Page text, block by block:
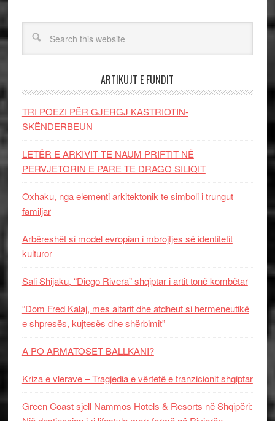
ARTIKUJT E FUNDIT
TRI POEZI PËR GJERGJ KASTRIOTIN-
SKËNDERBEUN
LETËR E ARKIVIT TE NAUM PRIFTIT NË
PERVJETORIN E PARE TE DRAGO SILIQIT
Oxhaku, nga elementi arkitektonik te simboli i trungut
familjar
Arbëreshët si model evropian i mbrojtjes së identitetit
kulturor
Sali Shijaku, “Diego Rivera” shqiptar i artit tonë kombëtar
“Dom Fred Kalaj, mes altarit dhe atdheut si hermeneutikë
e shpresës, kujtesës dhe shërbimit”
A PO ARMATOSET BALLKANI?
Kriza e vlerave – Tragjedia e vërtetë e tranzicionit shqiptar
Green Coast sjell Nammos Hotels & Resorts në Shqipëri: